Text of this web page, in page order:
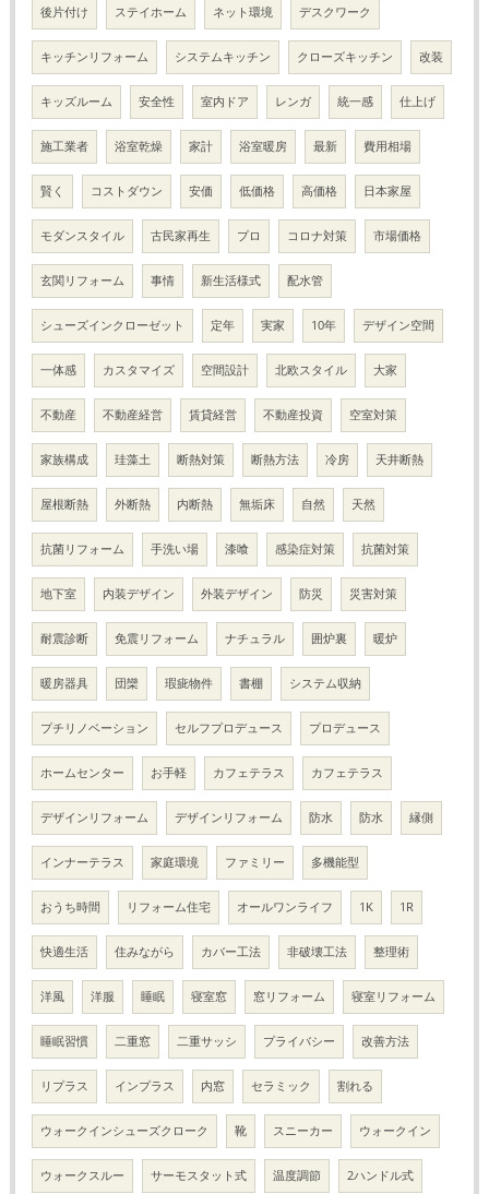
後片付け ステイホーム ネット環境 デスクワーク
キッチンリフォーム システムキッチン クローズキッチン 改装
キッズルーム 安全性 室内ドア レンガ 統一感 仕上げ
施工業者 浴室乾燥 家計 浴室暖房 最新 費用相場
賢く コストダウン 安価 低価格 高価格 日本家屋
モダンスタイル 古民家再生 プロ コロナ対策 市場価格
玄関リフォーム 事情 新生活様式 配水管
シューズインクローゼット 定年 実家 10年 デザイン空間
一体感 カスタマイズ 空間設計 北欧スタイル 大家
不動産 不動産経営 賃貸経営 不動産投資 空室対策
家族構成 珪藻土 断熱対策 断熱方法 冷房 天井断熱
屋根断熱 外断熱 内断熱 無垢床 自然 天然
抗菌リフォーム 手洗い場 漆喰 感染症対策 抗菌対策
地下室 内装デザイン 外装デザイン 防災 災害対策
耐震診断 免震リフォーム ナチュラル 囲炉裏 暖炉
暖房器具 団欒 瑕疵物件 書棚 システム収納
プチリノベーション セルフプロデュース プロデュース
ホームセンター お手軽 カフェテラス カフェテラス
デザインリフォーム デザインリフォーム 防水 防水 縁側
インナーテラス 家庭環境 ファミリー 多機能型
おうち時間 リフォーム住宅 オールワンライフ 1K 1R
快適生活 住みながら カバー工法 非破壊工法 整理術
洋風 洋服 睡眠 寝室窓 窓リフォーム 寝室リフォーム
睡眠習慣 二重窓 二重サッシ プライバシー 改善方法
リプラス インプラス 内窓 セラミック 割れる
ウォークインシューズクローク 靴 スニーカー ウォークイン
ウォークスルー サーモスタット式 温度調節 2ハンドル式